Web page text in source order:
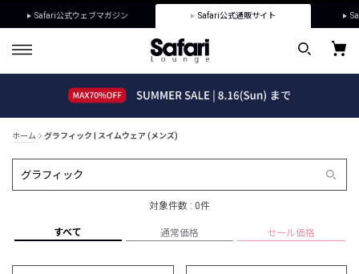
Safari公式ウェブマガジン Safari公式通販サイト
ホーム グラフィック | スイムウェア (メンズ)
対象件数 : 0件
すべて 通常価格 セール価格